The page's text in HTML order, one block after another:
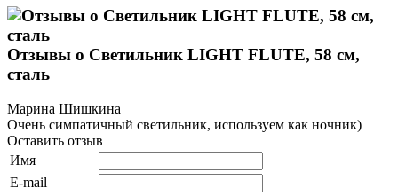
Отзывы о Светильник LIGHT FLUTE, 58 см,
сталь
Марина Шишкина
Очень симпатичный светильник, используем как ночник)
Оставить отзыв
Имя
E-mail